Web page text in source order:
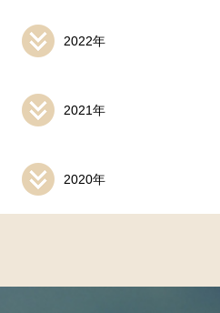
2022年
2021年
2020年